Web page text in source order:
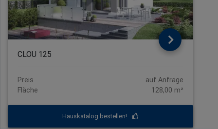
CLOU 125
Preis
auf Anfrage
Fläche
128,00 m²
Hauskatalog bestellen!